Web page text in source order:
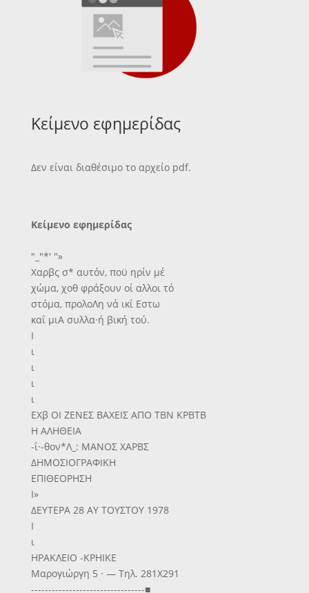
Κείμενο εφημερίδας
Δεν είναι διαθέσιμο το αρχείο pdf.
Κείμενο εφημερίδας
"_"*' "»
Χαρβς σ* αυτόν, ποϋ ηρίν μέ
χώμα, χοθ φράξουν οί αλλοι τό
στόμα, προλοΛη νά ικΐ Εστω
καΐ μιΑ συλλα·ή βική τού.
Ι
ι
ι
ι
ι
ΕΧβ ΟΙ ΖΕΝΕΣ ΒΑΧΕΙΣ ΑΠΟ ΤΒΝ ΚΡΒΤΒ
Η ΑΛΗΘΕΙΑ
-ΐ·-θον*Λ_: ΜΑΝΟΣ ΧΑΡΒΣ
ΔΗΜΟΣΙΟΓΡΑΦΙΚΗ
ΕΠΙΘΕΟΡΗΣΗ
Ι»
ΔΕΥΤΕΡΑ 28 ΑΥ ΤΟΥΣΤΟΥ 1978
Ι
ι
ΗΡΑΚΛΕΙΟ -ΚΡΗΙΚΕ
Μαρογιώργη 5 · — Τηλ. 281X291
---------------------------------■